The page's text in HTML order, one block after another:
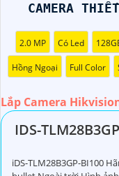
Dĩ nhiên, dưới đây là
dự án lắp đặt camera
Chào quý khách hàng,
Chúng tôi xin trân
đặt camera Hikvision
của quý vị.
Với kinh nghiệm lâu
ninh, đội ngũ kỹ
đến cho quý vị
CAMERA
2.0 MP Có Led
Hồng Ngoại Full Color
Lắp Camera
IDS-
iDS-TLM28B3GP-BI100